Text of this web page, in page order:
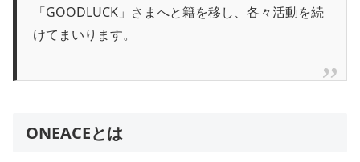
「GOODLUCK」さまへと籍を移し、各々活動を続
けてまいります。
ONEACEとは